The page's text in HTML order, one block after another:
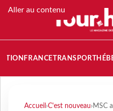
Aller au contenu
FRANCETRANSPORT
Accueil ›C'est nouveau› MSC